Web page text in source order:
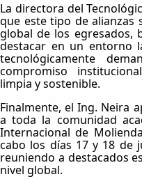
La directora del
que este tipo de alianzas
global de los egresados,
destacar en un entorno
tecnológicamente
compromiso
limpia y sostenible.
Finalmente, el Ing. Neira
a toda la comunidad
Internacional de
cabo los días 17 y 18 de
reuniendo a destacados
nivel global.